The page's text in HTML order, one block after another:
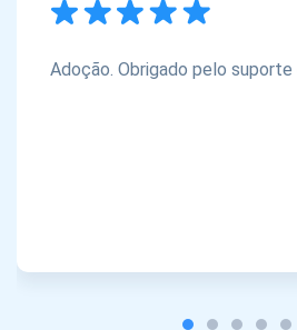
Adoção. Obrigado pelo